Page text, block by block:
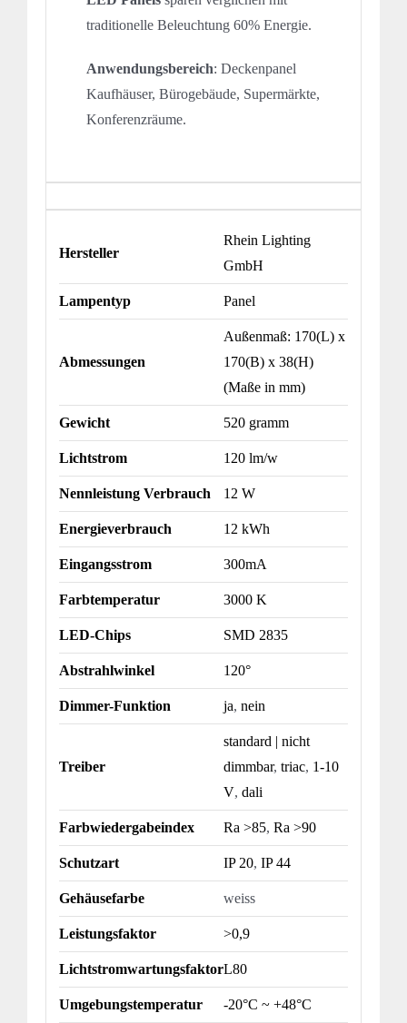
traditionelle Beleuchtung 60% Energie.
Anwendungsbereich: Deckenpanel
Kaufhäuser, Bürogebäude, Supermärkte,
Konferenzräume.
Hersteller
Rhein Lighting
GmbH
Lampentyp Panel
Abmessungen
Außenmaß: 170(L) x
170(B) x 38(H)
(Maße in mm)
Gewicht 520 gramm
Lichtstrom 120 lm/w
Nennleistung Verbrauch 12 W
Energieverbrauch 12 kWh
Eingangsstrom 300mA
Farbtemperatur 3000 K
LED-Chips SMD 2835
Abstrahlwinkel 120°
Dimmer-Funktion ja, nein
Treiber
standard | nicht
dimmbar, triac, 1-10
V, dali
Farbwiedergabeindex Ra >85, Ra >90
Schutzart IP 20, IP 44
Gehäusefarbe weiss
Leistungsfaktor >0,9
LichtstromwartungsfaktorL80
Umgebungstemperatur -20°C ~ +48°C